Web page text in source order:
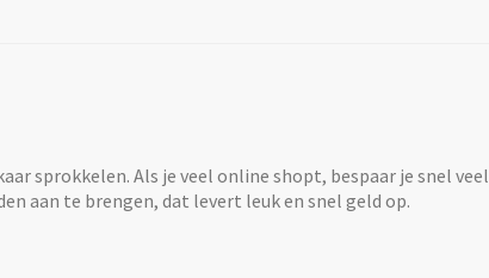
sprokkelen. Als je veel online shopt, bespaar je snel veel
aan te brengen, dat levert leuk en snel geld op.